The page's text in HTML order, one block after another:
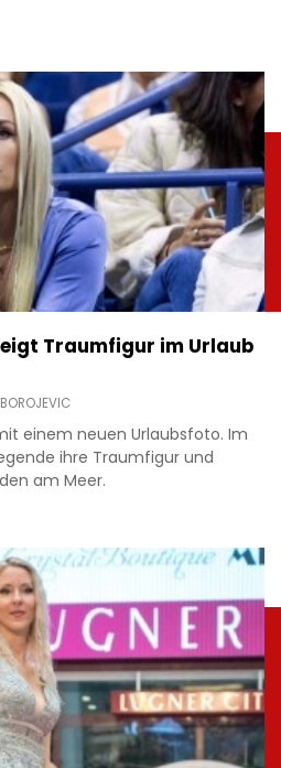
Traumfigur im Urlaub
einem neuen Urlaubsfoto. Im
ihre Traumfigur und
am Meer.